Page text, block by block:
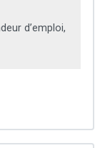
d’emploi,